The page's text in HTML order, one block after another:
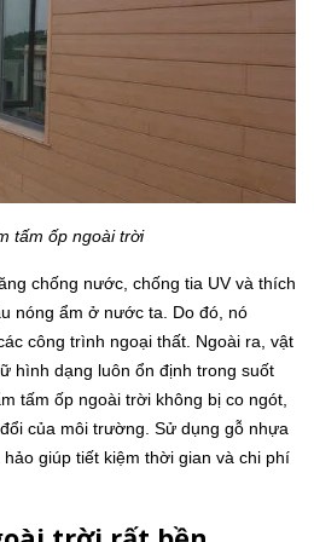
tấm ốp ngoài trời
chống nước, chống tia UV và thích
nóng ẩm ở nước ta. Do đó, nó
công trình ngoại thất. Ngoài ra, vật
hình dạng luôn ổn định trong suốt
tấm ốp ngoài trời không bị co ngót,
của môi trường. Sử dụng gỗ nhựa
giúp tiết kiệm thời gian và chi phí